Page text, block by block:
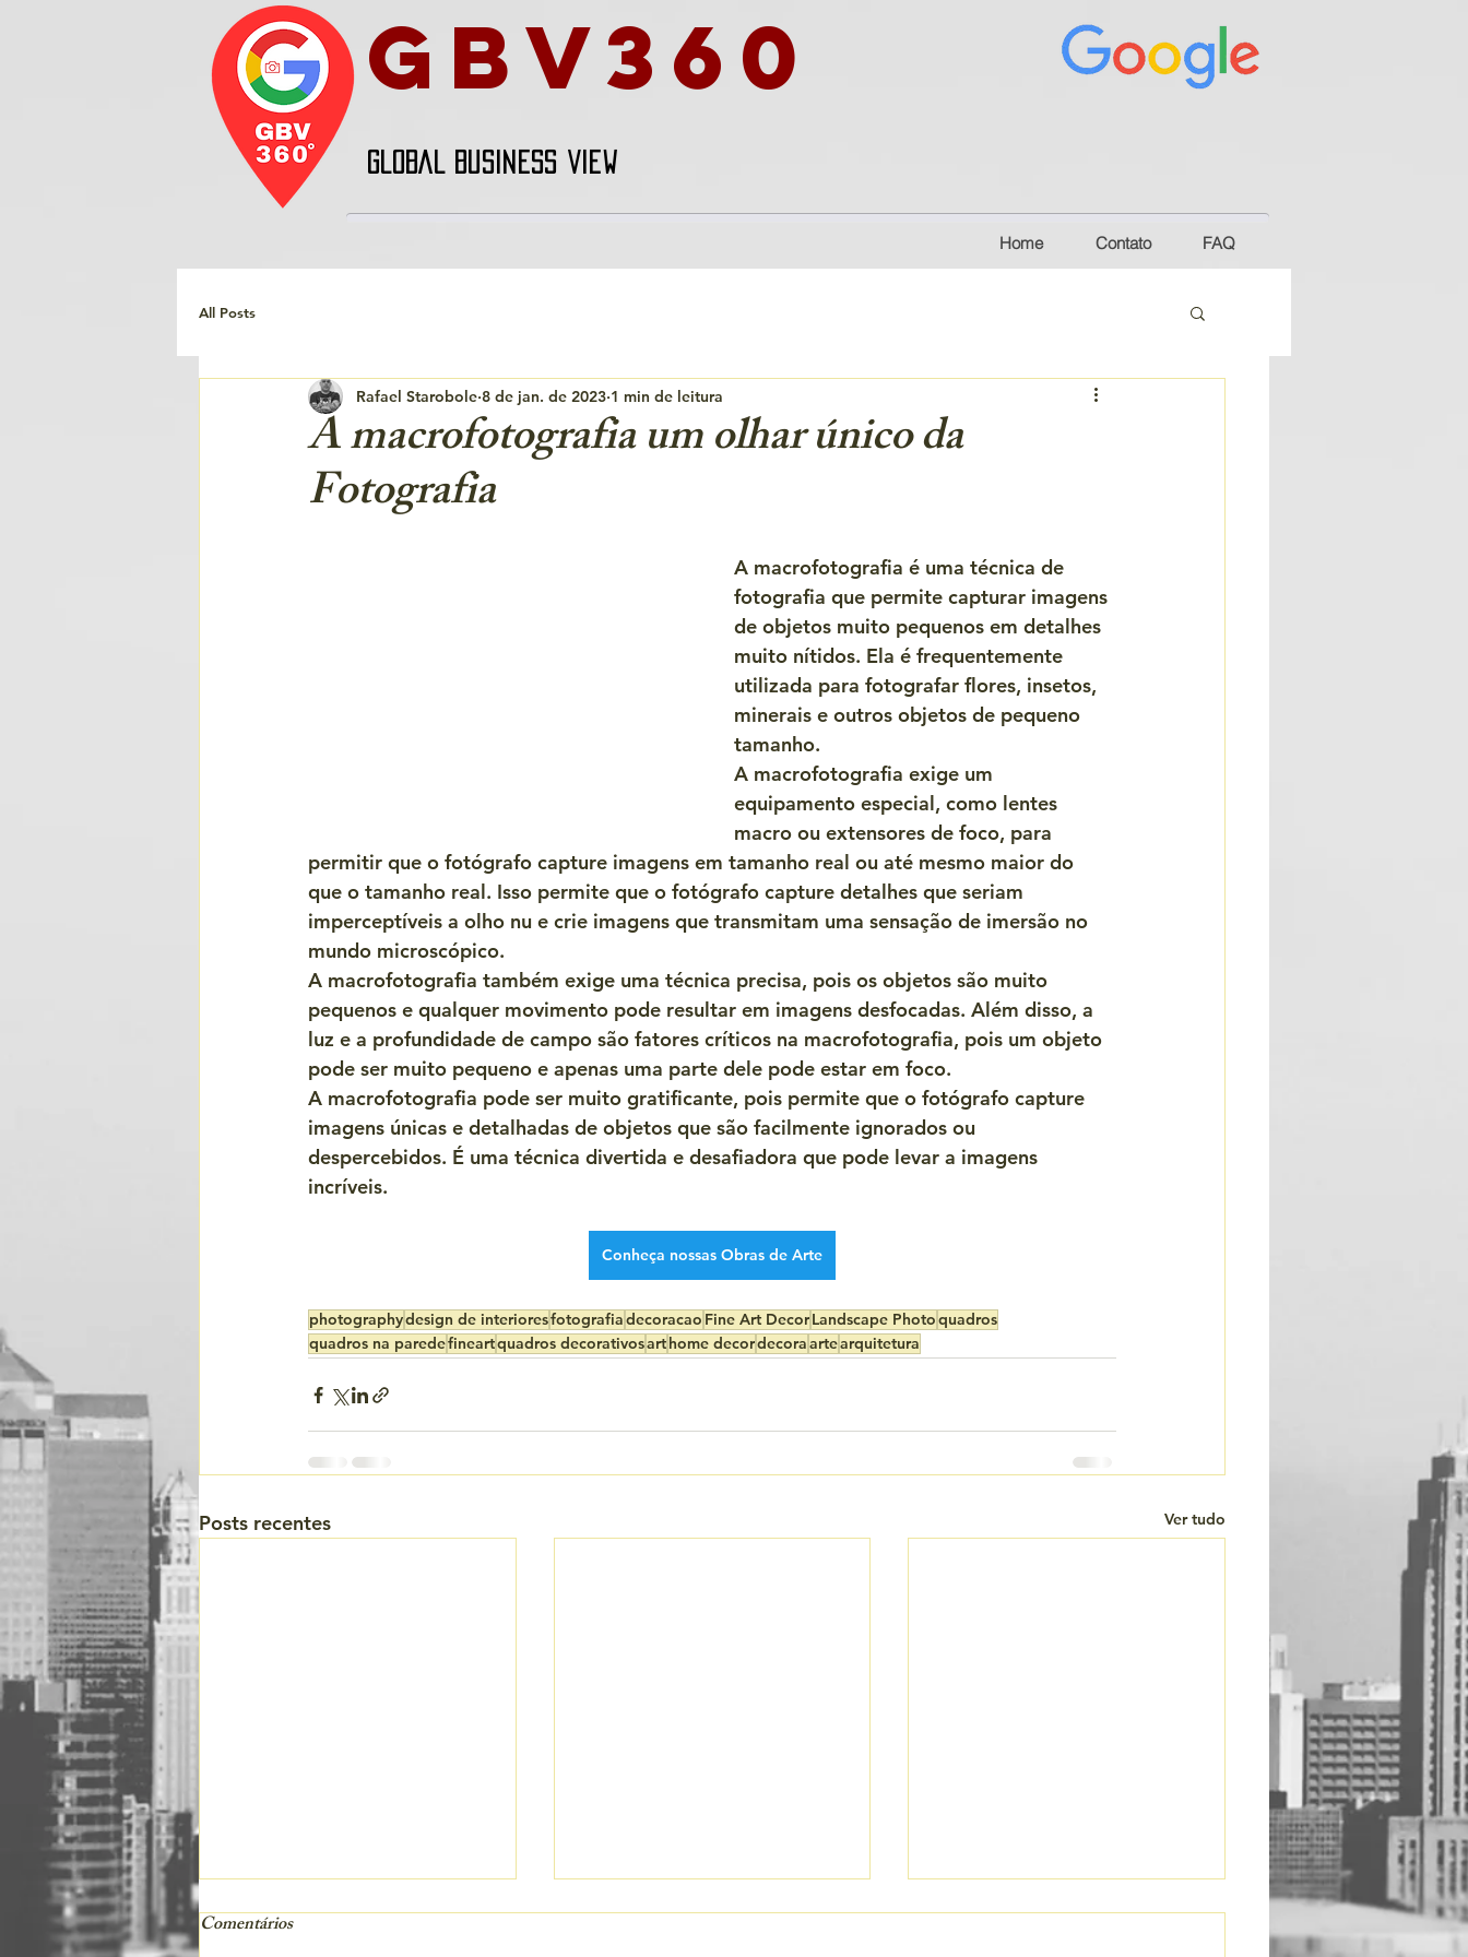
GBV360
GLOBAL BUSINESS VIEW
Home Contato FAQ
All Posts
A macrofotografia um olhar único da
Fotografia
Rafael Starobole 8 de jan. de 2023 1 min de leitura
A macrofotografia é uma técnica de
fotografia que permite capturar imagens
de objetos muito pequenos em detalhes
muito nítidos. Ela é frequentemente
utilizada para fotografar flores, insetos,
minerais e outros objetos de pequeno
tamanho.
A macrofotografia exige um
equipamento especial, como lentes
macro ou extensores de foco, para
permitir que o fotógrafo capture imagens em tamanho real ou até mesmo maior do
que o tamanho real. Isso permite que o fotógrafo capture detalhes que seriam
imperceptíveis a olho nu e crie imagens que transmitam uma sensação de imersão no
mundo microscópico.
A macrofotografia também exige uma técnica precisa, pois os objetos são muito
pequenos e qualquer movimento pode resultar em imagens desfocadas. Além disso, a
luz e a profundidade de campo são fatores críticos na macrofotografia, pois um objeto
pode ser muito pequeno e apenas uma parte dele pode estar em foco.
A macrofotografia pode ser muito gratificante, pois permite que o fotógrafo capture
imagens únicas e detalhadas de objetos que são facilmente ignorados ou
despercebidos. É uma técnica divertida e desafiadora que pode levar a imagens
incríveis.
Conheça nossas Obras de Arte
photographydesign de interioresfotografiadecoracao Fine Art DecorLandscape Photoquadros
quadros na paredefineartquadros decorativosarthome decordecoraartearquitetura
Posts recentes Ver tudo
Comentários